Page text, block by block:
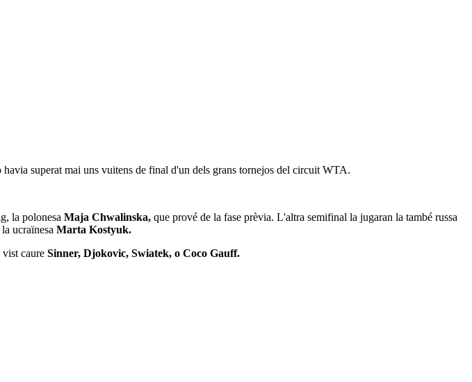
superat mai uns vuitens de final d'un dels grans tornejos del circuit WTA.
la polonesa Maja Chwalinska, que prové de la fase prèvia. L'altra semifinal la jugaran la també russa
ucraïnesa Marta Kostyuk.
vist caure Sinner, Djokovic, Swiatek, o Coco Gauff.